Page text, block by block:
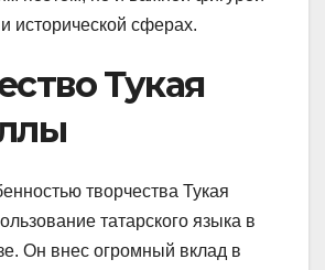
исторической сферах.
Тукая
творчества Тукая
татарского языка в
Он внес огромный вклад в